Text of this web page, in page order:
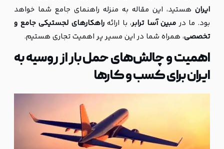
ایران هستید، این مقاله به منزله راهنمای جامع شما خواهد
بود. ما در مبین آسا ترابر، با ارائهراهکارهای لجستیکی جامع و
تخصصی، همراه شما در این مسیر پر اهمیت تجاری هستیم.
اهمیت و چالش‌های حمل بار از روسیه به
ایران برای کسب و کارها